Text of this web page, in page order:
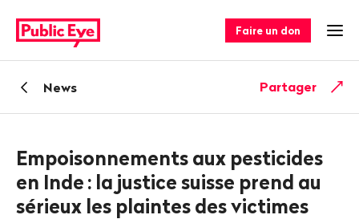
sur
publiceye.ch
rapide
Faire un don
RetourNews Partager
Empoisonnements aux pesticides
en Inde : la justice suisse prend au
sérieux les plaintes des victimes